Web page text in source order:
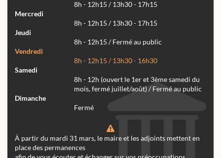
8h - 12h15 / 13h30 - 17h15
Mercredi
8h - 12h15 / 13h30 - 17h15
Jeudi
8h - 12h15 / Fermé au public
Vendredi
8h - 12h15 / 13h30 - 16h30
Samedi
8h - 12h (ouvert le 1er et 3ème samedi du
mois, fermé juillet/août) / Fermé au public
Dimanche
Fermé
À partir du mardi 31 mars, le maire et les adjoints mettent en
place des permanences